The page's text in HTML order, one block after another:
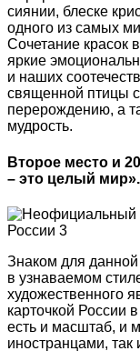
сиянии, блеске
одного из самых
Сочетание красок
яркие
и наших
священной птицы
перерождению, а
мудрость.
Второе место и
– это целый мир».
Знаком для
в узнаваемом
художественного
карточкой России
есть и масштаб, и
иностранцами, так